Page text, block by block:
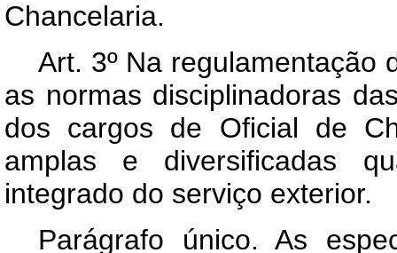
Chancelaria.
Art. 3º Na regulamentação
as normas disciplinadoras
dos cargos de Oficial de
amplas e diversificadas
integrado do serviço exterior.
Parágrafo único. As